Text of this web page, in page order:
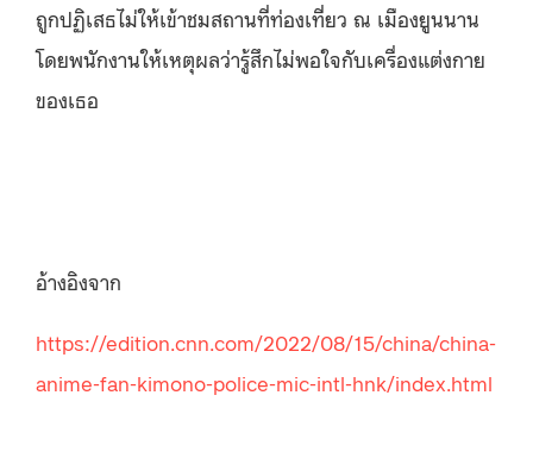
ถูกปฏิเสธไม่ให้เข้าชมสถานที่ท่องเที่ยว ณ เมืองยูนนาน
โดยพนักงานให้เหตุผลว่ารู้สึกไม่พอใจกับเครื่องแต่งกาย
ของเธอ
อ้างอิงจาก
https://edition.cnn.com/2022/08/15/china/china-
anime-fan-kimono-police-mic-intl-hnk/index.html